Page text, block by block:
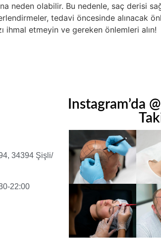
olabilir. Bu nedenle, saç derisi
tedavi öncesinde alınacak
ihmal etmeyin ve gereken önlemleri alın!
34394 Şişli/
22:00
Instagram’da